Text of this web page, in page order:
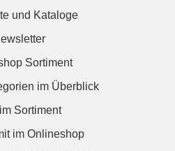
und Kataloge
Sortiment
im Überblick
Sortiment
im Onlineshop